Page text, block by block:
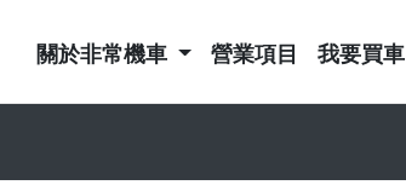
關於非常機車 營業項目 我要買車